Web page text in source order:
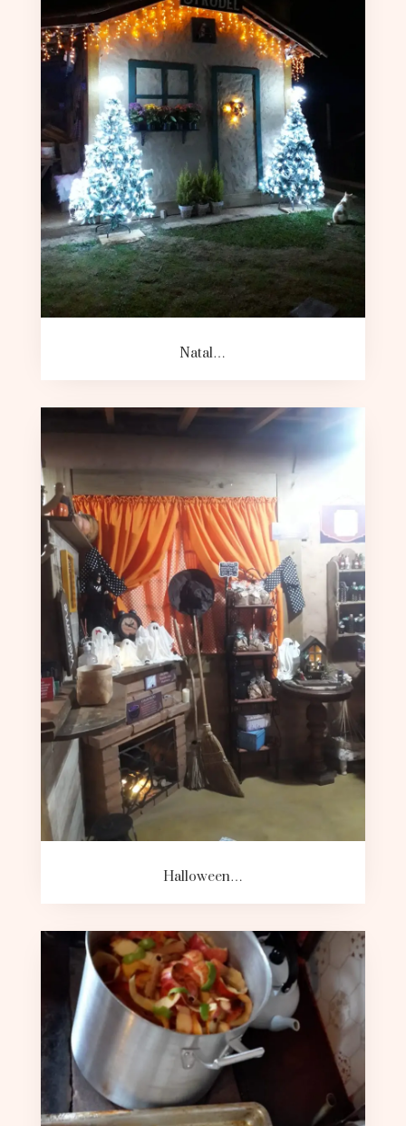
Natal…
Halloween…